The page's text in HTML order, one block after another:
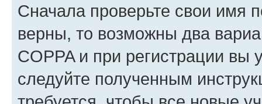
Сначала проверьте свои имя
верны, то возможны два
COPPA и при регистрации вы
следуйте полученным